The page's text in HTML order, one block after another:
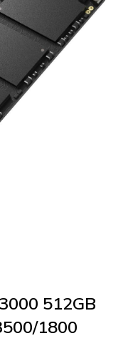
512GB
1800